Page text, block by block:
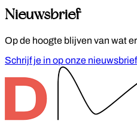
Nieuwsbrief
Op de hoogte blijven van wat
Schrijf je in op onze nieuwsbrief